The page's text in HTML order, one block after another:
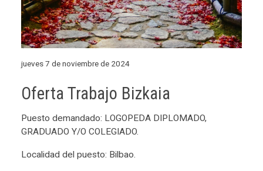
jueves 7 de noviembre de 2024
Oferta Trabajo Bizkaia
Puesto demandado: LOGOPEDA DIPLOMADO,
GRADUADO Y/O COLEGIADO.
Localidad del puesto: Bilbao.